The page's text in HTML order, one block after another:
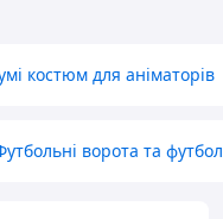
костюм для аніматорів
ворота та